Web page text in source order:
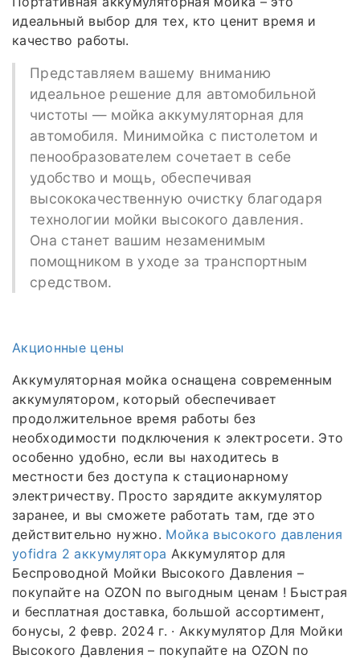
идеальный выбор для тех, кто ценит время и
качество работы.
Представляем вашему вниманию
идеальное решение для автомобильной
чистоты — мойка аккумуляторная для
автомобиля. Минимойка с пистолетом и
пенообразователем сочетает в себе
удобство и мощь, обеспечивая
высококачественную очистку благодаря
технологии мойки высокого давления.
Она станет вашим незаменимым
помощником в уходе за транспортным
средством.
Акционные цены
Аккумуляторная мойка оснащена современным
аккумулятором, который обеспечивает
продолжительное время работы без
необходимости подключения к электросети. Это
особенно удобно, если вы находитесь в
местности без доступа к стационарному
электричеству. Просто зарядите аккумулятор
заранее, и вы сможете работать там, где это
действительно нужно. Мойка высокого давления
yofidra 2 аккумулятора Аккумулятор для
Беспроводной Мойки Высокого Давления –
покупайте на OZON по выгодным ценам ! Быстрая
и бесплатная доставка, большой ассортимент,
бонусы, 2 февр. 2024 г. · Аккумулятор Для Мойки
Высокого Давления – покупайте на OZON по